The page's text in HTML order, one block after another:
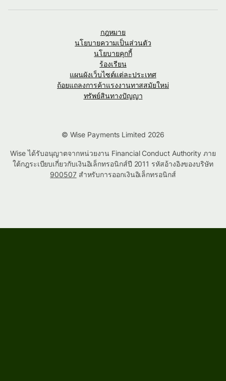
กฎหมาย
นโยบายความเป็นส่วนตัว
นโยบายคุกกี้
ร้องเรียน
แผนผังเว็บไซต์แต่ละประเทศ
ถ้อยแถลงการค้าแรงงานทาสสมัยใหม่
ทรัพย์สินทางปัญญา
© Wise Payments Limited 2026
Wise ได้รับอนุญาตจากหน่วยงาน Financial Conduct Authority ภาย
ใต้กฎระเบียบเกี่ยวกับเงินอิเล็กทรอนิกส์ปี 2011 รหัสอ้างอิงของบริษัท
900507สำหรับการออกเงินอิเล็กทรอนิกส์